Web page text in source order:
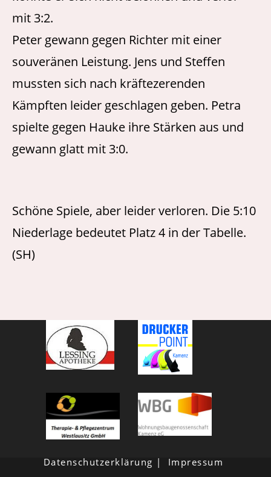
mit 3:2.
Peter gewann gegen Richter mit einer
souveränen Leistung. Jens und Steffen
mussten sich nach kräftezerenden
Kämpften leider geschlagen geben. Petra
spielte gegen Hauke ihre Stärken aus und
gewann glatt mit 3:0.
Schöne Spiele, aber leider verloren. Die 5:10
Niederlage bedeutet Platz 4 in der Tabelle.
(SH)
Datenschutzerklärung Impressum